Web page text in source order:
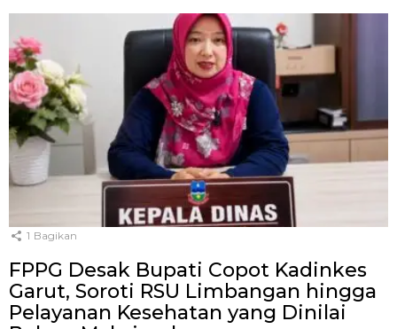
1 Bagikan
FPPG Desak Bupati Copot Kadinkes
Garut, Soroti RSU Limbangan hingga
Pelayanan Kesehatan yang Dinilai